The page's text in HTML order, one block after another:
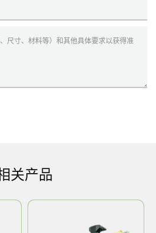
关产品